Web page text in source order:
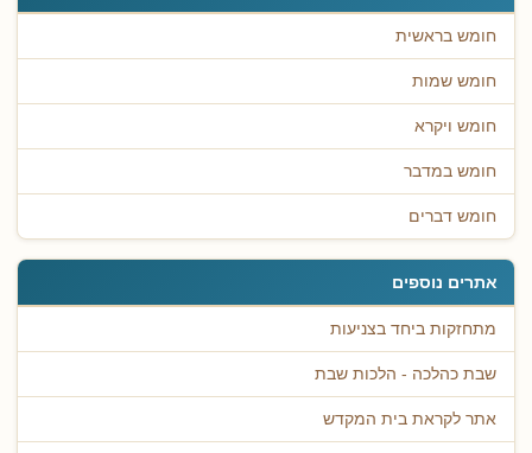
חומש בראשית
חומש שמות
חומש ויקרא
חומש במדבר
חומש דברים
אתרים נוספים
מתחזקות ביחד בצניעות
שבת כהלכה - הלכות שבת
אתר לקראת בית המקדש